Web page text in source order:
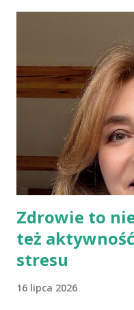
przeciwieństwie do
zakwasie. Przaśne
fermentacją. Dziś, wzorem
spożywać przaśny,
podpłomyki to: wziąć
zagnieść ciasto, dodając
się do palców. Z kolei r...
Zdrowie to
też
stresu
16 lipca 2026